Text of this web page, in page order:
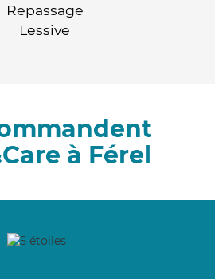
Repassage
Lessive
à Férel